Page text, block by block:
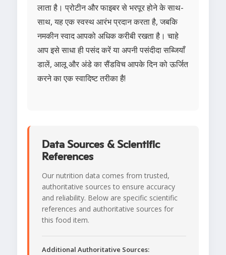
लाता है। प्रोटीन और फाइबर से भरपूर होने के साथ-
साथ, यह एक स्वस्थ आरंभ प्रदान करता है, जबकि
नमकीन स्वाद आपको अधिक करीबी रखता है। चाहे
आप इसे साधा ही पसंद करें या अपनी पसंदीदा सब्जियाँ
डालें, आलू और अंडे का सैंडविच आपके दिन को ऊर्जित
करने का एक स्वादिष्ट तरीका है!
Data Sources & Scientific
References
Our nutrition data comes from trusted,
authoritative sources to ensure accuracy
and reliability. Below are specific scientific
references and authoritative sources for
this food item.
Additional Authoritative Sources: